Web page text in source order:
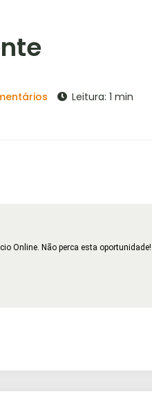
Leitura: 1 min
Online. Não perca esta oportunidade!